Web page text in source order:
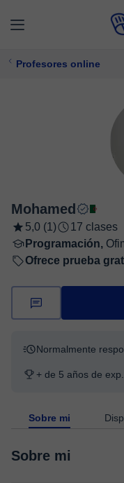
Profesores online
Mohamed
5,0 (1)
17 clases
Programación,
Ofrece prueba
Normalmente
+ de 5 años de
Sobre mi
Sobre mi